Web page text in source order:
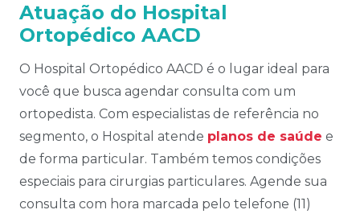
Atuação do Hospital
Ortopédico AACD
O Hospital Ortopédico AACD é o lugar ideal para
você que busca agendar consulta com um
ortopedista. Com especialistas de referência no
segmento, o Hospital atende planos de saúde e
de forma particular. Também temos condições
especiais para cirurgias particulares. Agende sua
consulta com hora marcada pelo telefone (11)